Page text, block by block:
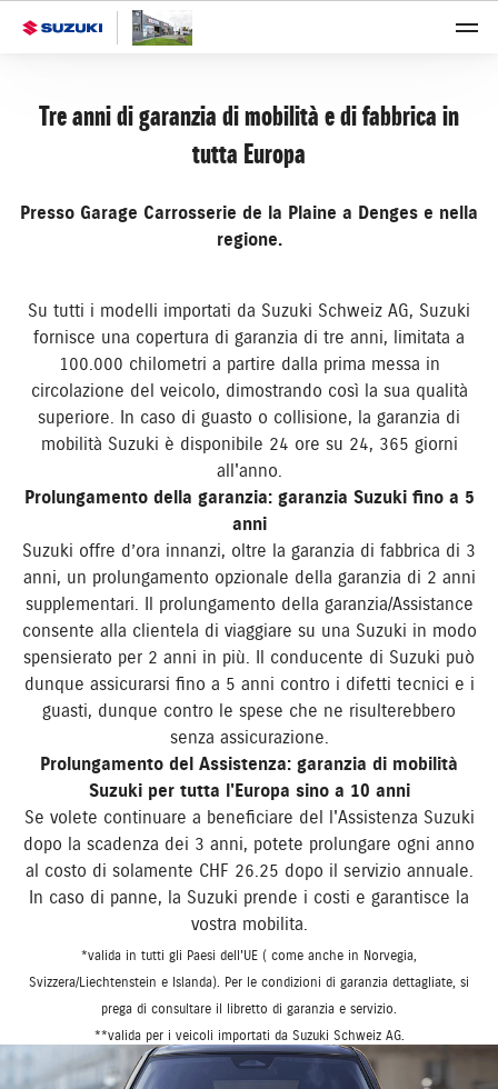
Tre anni di garanzia di mobilità e di fabbrica in
tutta Europa
Presso Garage Carrosserie de la Plaine a Denges e nella
regione.
Su tutti i modelli importati da Suzuki Schweiz AG, Suzuki
fornisce una copertura di garanzia di tre anni, limitata a
100.000 chilometri a partire dalla prima messa in
circolazione del veicolo, dimostrando così la sua qualità
superiore. In caso di guasto o collisione, la garanzia di
mobilità Suzuki è disponibile 24 ore su 24, 365 giorni
all'anno.
Prolungamento della garanzia: garanzia Suzuki fino a 5
anni
Suzuki offre d’ora innanzi, oltre la garanzia di fabbrica di 3
anni, un prolungamento opzionale della garanzia di 2 anni
supplementari. Il prolungamento della garanzia/Assistance
consente alla clientela di viaggiare su una Suzuki in modo
spensierato per 2 anni in più. Il conducente di Suzuki può
dunque assicurarsi fino a 5 anni contro i difetti tecnici e i
guasti, dunque contro le spese che ne risulterebbero
senza assicurazione.
Prolungamento del Assistenza: garanzia di mobilità
Suzuki per tutta l'Europa sino a 10 anni
Se volete continuare a beneficiare del l'Assistenza Suzuki
dopo la scadenza dei 3 anni, potete prolungare ogni anno
al costo di solamente CHF 26.25 dopo il servizio annuale.
In caso di panne, la Suzuki prende i costi e garantisce la
vostra mobilita.
*valida in tutti gli Paesi dell'UE ( come anche in Norvegia,
Svizzera/Liechtenstein e Islanda). Per le condizioni di garanzia dettagliate, si
prega di consultare il libretto di garanzia e servizio.
**valida per i veicoli importati da Suzuki Schweiz AG.